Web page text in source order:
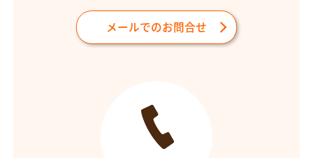
メールでのお問合せ